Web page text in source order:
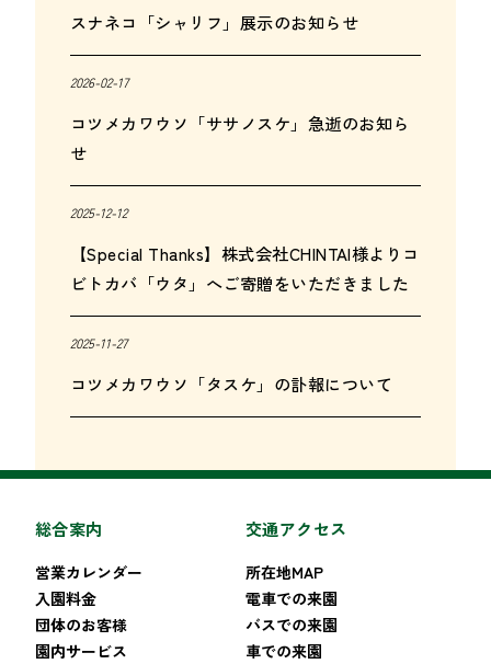
スナネコ「シャリフ」展示のお知らせ
2026-02-17
コツメカワウソ「ササノスケ」急逝のお知ら
せ
2025-12-12
【Special Thanks】株式会社CHINTAI様よりコ
ビトカバ「ウタ」へご寄贈をいただきました
2025-11-27
コツメカワウソ「タスケ」の訃報について
総合案内
営業カレンダー
入園料金
団体のお客様
園内サービス
交通アクセス
所在地MAP
電車での来園
バスでの来園
車での来園